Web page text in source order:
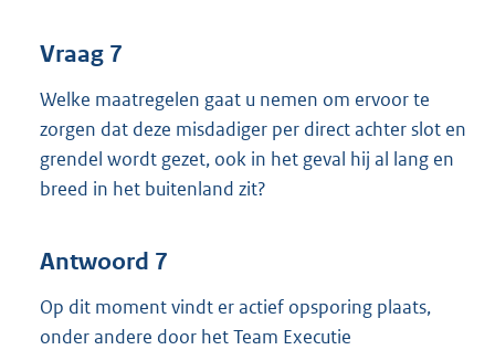
Vraag 7
Welke maatregelen gaat u nemen om ervoor te
zorgen dat deze misdadiger per direct achter slot en
grendel wordt gezet, ook in het geval hij al lang en
breed in het buitenland zit?
Antwoord 7
Op dit moment vindt er actief opsporing plaats,
onder andere door het Team Executie